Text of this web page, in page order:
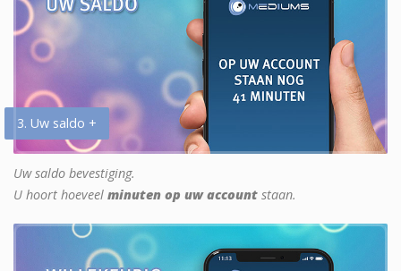
3. Uw saldo +
Uw saldo bevestiging.
U hoort hoeveel minuten op uw account staan.